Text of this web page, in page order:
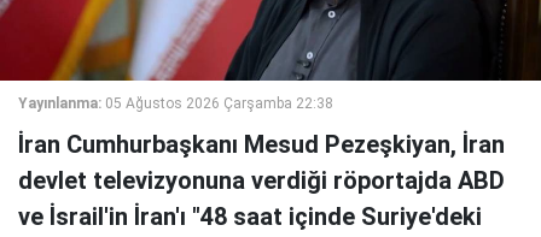
Yayınlanma: 05 Ağustos 2026 Çarşamba 22:38
İran Cumhurbaşkanı Mesud Pezeşkiyan, İran
devlet televizyonuna verdiği röportajda ABD
ve İsrail'in İran'ı "48 saat içinde Suriye'deki